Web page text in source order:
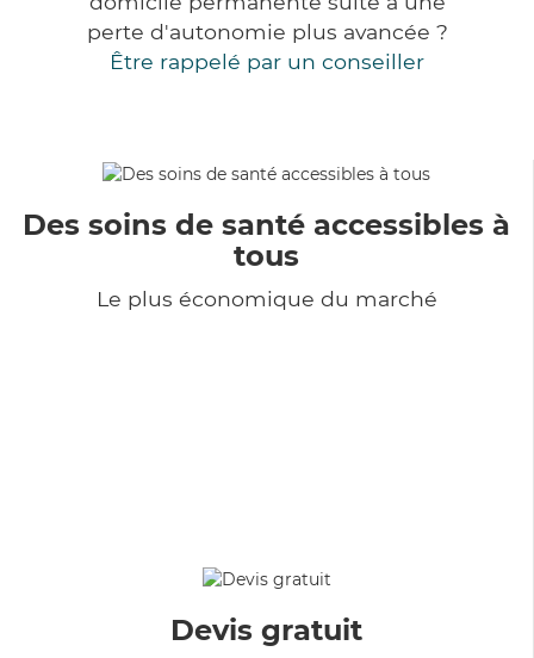
perte d'autonomie plus avancée ?
Être rappelé par un conseiller
Des soins de santé accessibles à
tous
Le plus économique du marché
Devis gratuit